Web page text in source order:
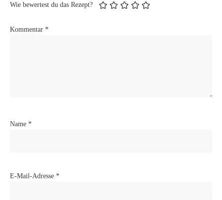
Wie bewertest du das Rezept?
Kommentar *
Name *
E-Mail-Adresse *